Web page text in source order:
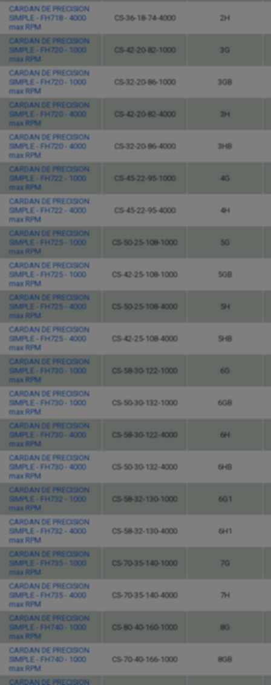
CARDAN DE PRECISION
SIMPLE - FH718 - 4000
max RPM
CS-36-18-74-4000 2H
CARDAN DE PRECISION
SIMPLE - FH720 - 1000
max RPM
CS-42-20-82-1000 3G
CARDAN DE PRECISION
SIMPLE - FH720 - 1000
max RPM
CS-32-20-86-1000 3GB
CARDAN DE PRECISION
SIMPLE - FH720 - 4000
max RPM
CS-42-20-82-4000 3H
CARDAN DE PRECISION
SIMPLE - FH720 - 4000
max RPM
CS-32-20-86-4000 3HB
CARDAN DE PRECISION
SIMPLE - FH722 - 1000
max RPM
CS-45-22-95-1000 4G
CARDAN DE PRECISION
SIMPLE - FH722 - 4000
max RPM
CS-45-22-95-4000 4H
CARDAN DE PRECISION
SIMPLE - FH725 - 1000
max RPM
CS-50-25-108-1000 5G
CARDAN DE PRECISION
SIMPLE - FH725 - 1000
max RPM
CS-42-25-108-1000 5GB
CARDAN DE PRECISION
SIMPLE - FH725 - 4000
max RPM
CS-50-25-108-4000 5H
CARDAN DE PRECISION
SIMPLE - FH725 - 4000
max RPM
CS-42-25-108-4000 5HB
CARDAN DE PRECISION
SIMPLE - FH730 - 1000
max RPM
CS-58-30-122-1000 6G
CARDAN DE PRECISION
SIMPLE - FH730 - 1000
max RPM
CS-50-30-132-1000 6GB
CARDAN DE PRECISION
SIMPLE - FH730 - 4000
max RPM
CS-58-30-122-4000 6H
CARDAN DE PRECISION
SIMPLE - FH730 - 4000
max RPM
CS-50-30-132-4000 6HB
CARDAN DE PRECISION
SIMPLE - FH732 - 1000
max RPM
CS-58-32-130-1000 6G1
CARDAN DE PRECISION
SIMPLE - FH732 - 4000
max RPM
CS-58-32-130-4000 6H1
CARDAN DE PRECISION
SIMPLE - FH735 - 1000
max RPM
CS-70-35-140-1000 7G
CARDAN DE PRECISION
SIMPLE - FH735 - 4000
max RPM
CS-70-35-140-4000 7H
CARDAN DE PRECISION
SIMPLE - FH740 - 1000
max RPM
CS-80-40-160-1000 8G
CARDAN DE PRECISION
SIMPLE - FH740 - 1000
max RPM
CS-70-40-166-1000 8GB
CARDAN DE PRECISION